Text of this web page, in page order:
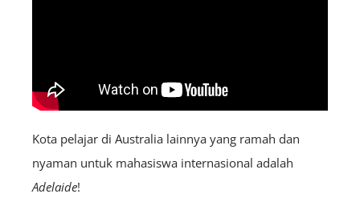
Kota pelajar di Australia lainnya yang ramah dan
nyaman untuk mahasiswa internasional adalah
Adelaide!